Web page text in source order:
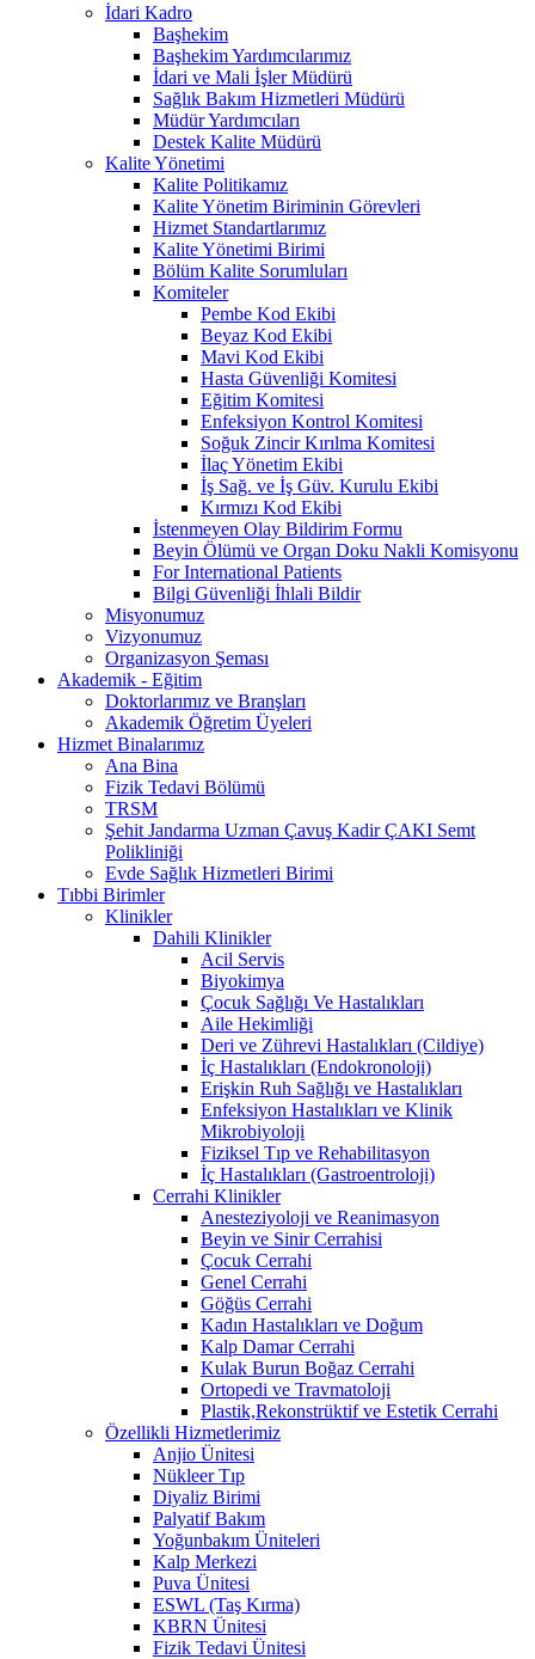
İdari Kadro
Başhekim
Başhekim Yardımcılarımız
İdari ve Mali İşler Müdürü
Sağlık Bakım Hizmetleri Müdürü
Müdür Yardımcıları
Destek Kalite Müdürü
Kalite Yönetimi
Kalite Politikamız
Kalite Yönetim Biriminin Görevleri
Hizmet Standartlarımız
Kalite Yönetimi Birimi
Bölüm Kalite Sorumluları
Komiteler
Pembe Kod Ekibi
Beyaz Kod Ekibi
Mavi Kod Ekibi
Hasta Güvenliği Komitesi
Eğitim Komitesi
Enfeksiyon Kontrol Komitesi
Soğuk Zincir Kırılma Komitesi
İlaç Yönetim Ekibi
İş Sağ. ve İş Güv. Kurulu Ekibi
Kırmızı Kod Ekibi
İstenmeyen Olay Bildirim Formu
Beyin Ölümü ve Organ Doku Nakli Komisyonu
For International Patients
Bilgi Güvenliği İhlali Bildir
Misyonumuz
Vizyonumuz
Organizasyon Şeması
Akademik - Eğitim
Doktorlarımız ve Branşları
Akademik Öğretim Üyeleri
Hizmet Binalarımız
Ana Bina
Fizik Tedavi Bölümü
TRSM
Şehit Jandarma Uzman Çavuş Kadir ÇAKI Semt
Polikliniği
Evde Sağlık Hizmetleri Birimi
Tıbbi Birimler
Klinikler
Dahili Klinikler
Acil Servis
Biyokimya
Çocuk Sağlığı Ve Hastalıkları
Aile Hekimliği
Deri ve Zührevi Hastalıkları (Cildiye)
İç Hastalıkları (Endokronoloji)
Erişkin Ruh Sağlığı ve Hastalıkları
Enfeksiyon Hastalıkları ve Klinik
Mikrobiyoloji
Fiziksel Tıp ve Rehabilitasyon
İç Hastalıkları (Gastroentroloji)
Cerrahi Klinikler
Anesteziyoloji ve Reanimasyon
Beyin ve Sinir Cerrahisi
Çocuk Cerrahi
Genel Cerrahi
Göğüs Cerrahi
Kadın Hastalıkları ve Doğum
Kalp Damar Cerrahi
Kulak Burun Boğaz Cerrahi
Ortopedi ve Travmatoloji
Plastik,Rekonstrüktif ve Estetik Cerrahi
Özellikli Hizmetlerimiz
Anjio Ünitesi
Nükleer Tıp
Diyaliz Birimi
Palyatif Bakım
Yoğunbakım Üniteleri
Kalp Merkezi
Puva Ünitesi
ESWL (Taş Kırma)
KBRN Ünitesi
Fizik Tedavi Ünitesi